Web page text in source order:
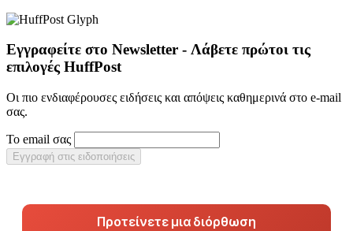
Εγγραφείτε στο Newsletter - Λάβετε πρώτοι τις
επιλογές HuffPost
Οι πιο ενδιαφέρουσες ειδήσεις και απόψεις καθημερινά στο e-mail
σας.
Το email σας
Εγγραφή στις ειδοποιήσεις
Προτείνετε μια διόρθωση